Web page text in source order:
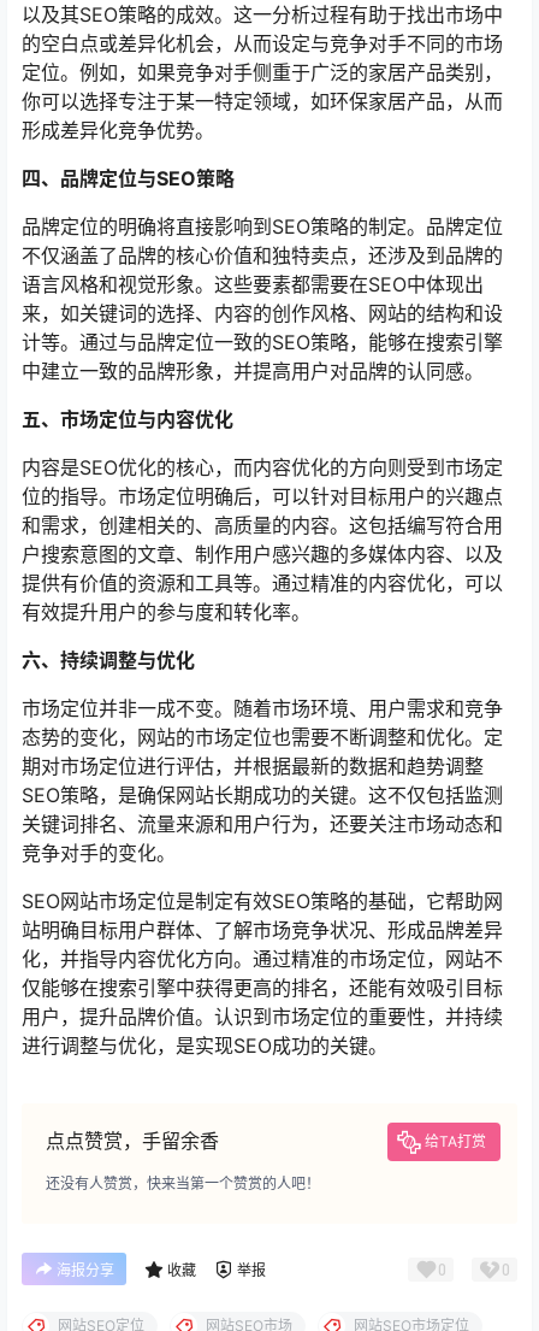
以及其SEO策略的成效。这一分析过程有助于找出市场中
的空白点或差异化机会，从而设定与竞争对手不同的市场
定位。例如，如果竞争对手侧重于广泛的家居产品类别，
你可以选择专注于某一特定领域，如环保家居产品，从而
形成差异化竞争优势。
四、品牌定位与SEO策略
品牌定位的明确将直接影响到SEO策略的制定。品牌定位
不仅涵盖了品牌的核心价值和独特卖点，还涉及到品牌的
语言风格和视觉形象。这些要素都需要在SEO中体现出
来，如关键词的选择、内容的创作风格、网站的结构和设
计等。通过与品牌定位一致的SEO策略，能够在搜索引擎
中建立一致的品牌形象，并提高用户对品牌的认同感。
五、市场定位与内容优化
内容是SEO优化的核心，而内容优化的方向则受到市场定
位的指导。市场定位明确后，可以针对目标用户的兴趣点
和需求，创建相关的、高质量的内容。这包括编写符合用
户搜索意图的文章、制作用户感兴趣的多媒体内容、以及
提供有价值的资源和工具等。通过精准的内容优化，可以
有效提升用户的参与度和转化率。
六、持续调整与优化
市场定位并非一成不变。随着市场环境、用户需求和竞争
态势的变化，网站的市场定位也需要不断调整和优化。定
期对市场定位进行评估，并根据最新的数据和趋势调整
SEO策略，是确保网站长期成功的关键。这不仅包括监测
关键词排名、流量来源和用户行为，还要关注市场动态和
竞争对手的变化。
SEO网站市场定位是制定有效SEO策略的基础，它帮助网
站明确目标用户群体、了解市场竞争状况、形成品牌差异
化，并指导内容优化方向。通过精准的市场定位，网站不
仅能够在搜索引擎中获得更高的排名，还能有效吸引目标
用户，提升品牌价值。认识到市场定位的重要性，并持续
进行调整与优化，是实现SEO成功的关键。
点点赞赏，手留余香 给TA打赏
还没有人赞赏，快来当第一个赞赏的人吧！
海报分享 收藏 举报 0 0
网站SEO定位 网站SEO市场 网站SEO市场定位